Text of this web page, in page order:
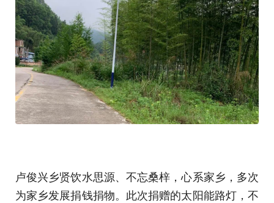
卢俊兴乡贤饮水思源、不忘桑梓，心系家乡，多次
为家乡发展捐钱捐物。此次捐赠的太阳能路灯，不